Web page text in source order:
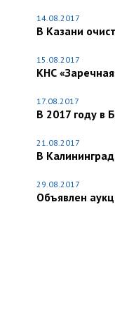
14.08.2017
В Казани
15.08.2017
КНС
17.08.2017
В 2017 году в
21.08.2017
В
29.08.2017
Объявлен